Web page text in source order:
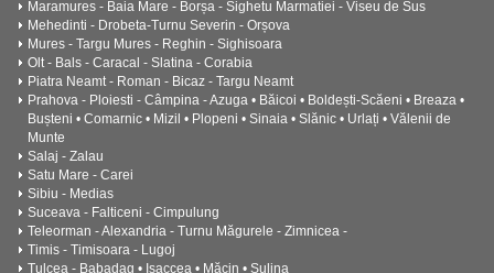
Maramures - Baia Mare - Borșa - Sighetu Marmatiei - Viseu de Sus
Mehedinti - Drobeta-Turnu Severin - Orșova
Mures - Targu Mures - Reghin - Sighisoara
Olt - Bals - Caracal - Slatina - Corabia
Piatra Neamt - Roman - Bicaz - Targu Neamt
Prahova - Ploiesti - Câmpina - Azuga • Băicoi • Boldești-Scăeni • Breaza •
Bușteni • Comarnic • Mizil • Plopeni • Sinaia • Slănic • Urlați • Vălenii de
Munte
Salaj - Zalau
Satu Mare - Carei
Sibiu - Medias
Suceava - Falticeni - Cimpulung
Teleorman - Alexandria - Turnu Măgurele - Zimnicea -
Timis - Timisoara - Lugoj
Tulcea - Babadag • Isaccea • Măcin • Sulina